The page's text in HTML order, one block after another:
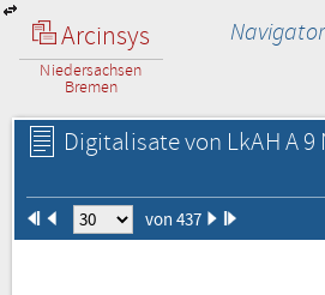
Arcinsys
Niedersachsen
Bremen
Navigator
Digitalisate von LkAH A 9
von 437